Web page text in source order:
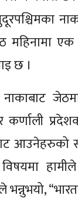
एक
छ ।
नाकाबाट
आउनेहरुको
विषयमा
भन्नुभयो,